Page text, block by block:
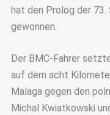
hat den Prolog der 73.
gewonnen.
Der BMC-Fahrer
auf dem acht
Malaga gegen den
Michal Kwiatkowski